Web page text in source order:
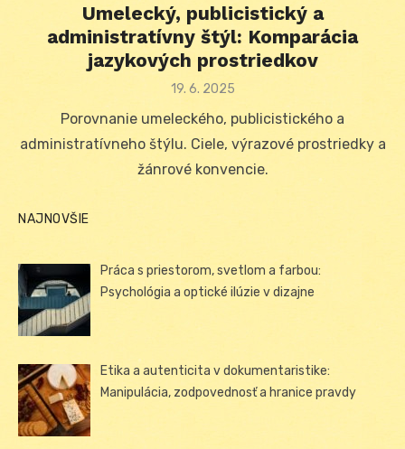
Umelecký, publicistický a
administratívny štýl: Komparácia
jazykových prostriedkov
Posted
19. 6. 2025
Porovnanie umeleckého, publicistického a
administratívneho štýlu. Ciele, výrazové prostriedky a
žánrové konvencie.
NAJNOVŠIE
Práca s priestorom, svetlom a farbou:
Psychológia a optické ilúzie v dizajne
Etika a autenticita v dokumentaristike:
Manipulácia, zodpovednosť a hranice pravdy